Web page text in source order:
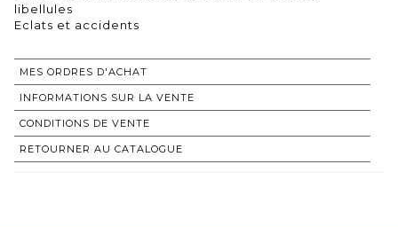
libellules
Eclats et accidents
MES ORDRES D'ACHAT
INFORMATIONS SUR LA VENTE
CONDITIONS DE VENTE
RETOURNER AU CATALOGUE